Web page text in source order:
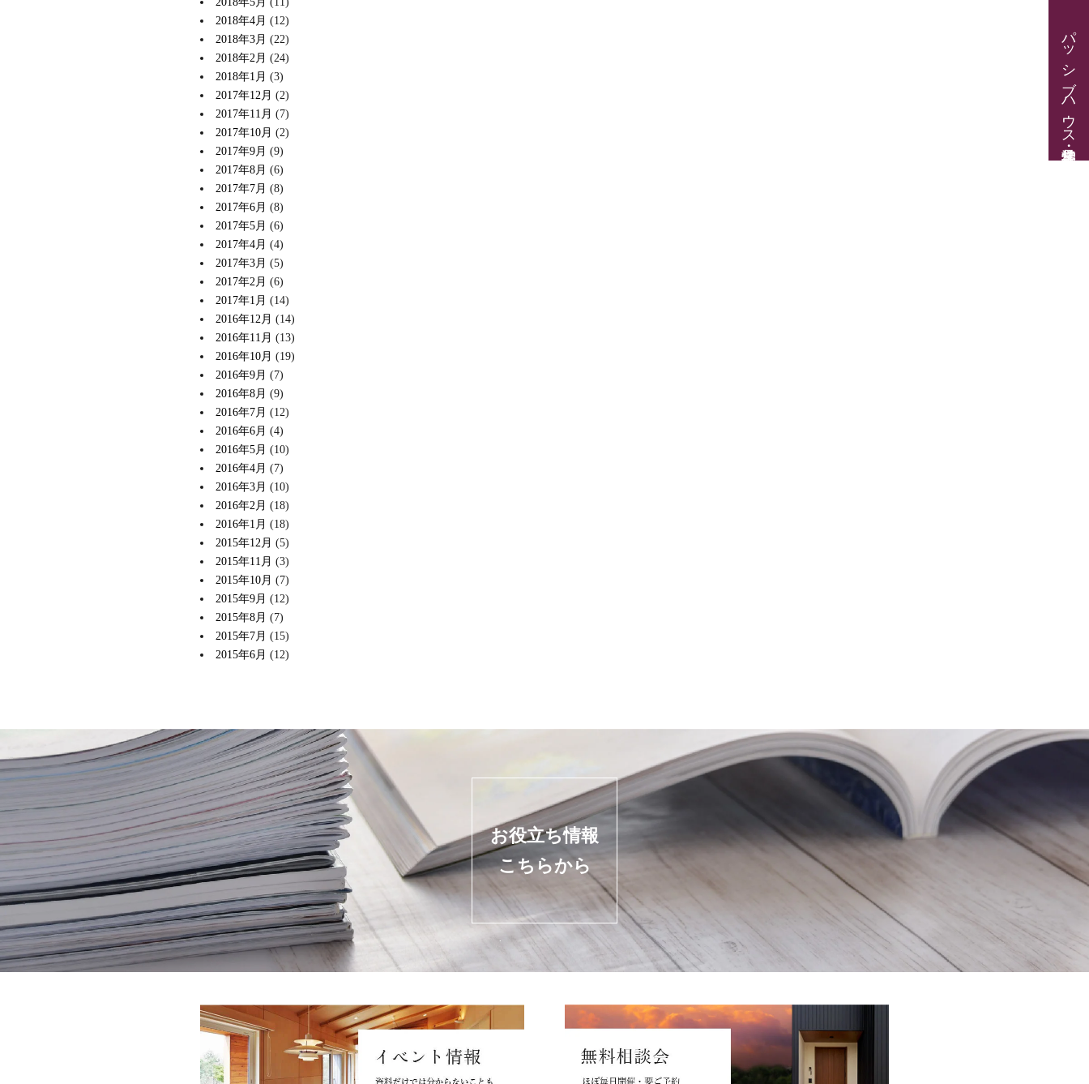
パッシブハウス見学・住宅相談
2018年4月 (12)
2018年3月 (22)
2018年2月 (24)
2018年1月 (3)
2017年12月 (2)
2017年11月 (7)
2017年10月 (2)
2017年9月 (9)
2017年8月 (6)
2017年7月 (8)
2017年6月 (8)
2017年5月 (6)
2017年4月 (4)
2017年3月 (5)
2017年2月 (6)
2017年1月 (14)
2016年12月 (14)
2016年11月 (13)
2016年10月 (19)
2016年9月 (7)
2016年8月 (9)
2016年7月 (12)
2016年6月 (4)
2016年5月 (10)
2016年4月 (7)
2016年3月 (10)
2016年2月 (18)
2016年1月 (18)
2015年12月 (5)
2015年11月 (3)
2015年10月 (7)
2015年9月 (12)
2015年8月 (7)
2015年7月 (15)
2015年6月 (12)
お役立ち情報
こちらから